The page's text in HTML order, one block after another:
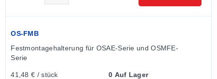
OS-FMB
Festmontagehalterung für OSAE-Serie und OSMFE-
Serie
41,48 € / stück 0 Auf Lager